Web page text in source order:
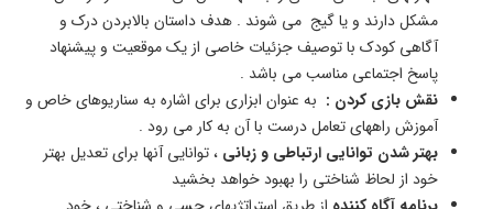
مشکل دارند و یا گیج می شوند . هدف داستان بالابردن درک و
آگاهی کودک با توصیف جزئیات خاصی از یک موقعیت و پیشنهاد
پاسخ اجتماعی مناسب می باشد .
نقش بازی کردن : به عنوان ابزاری برای اشاره به سناریوهای خاص و
آموزش راههای تعامل درست با آن به کار می رود .
بهتر شدن توانایی ارتباطی و زبانی ، توانایی آنها برای تعدیل بهتر
خود از لحاظ شناختی را بهبود خواهد بخشید